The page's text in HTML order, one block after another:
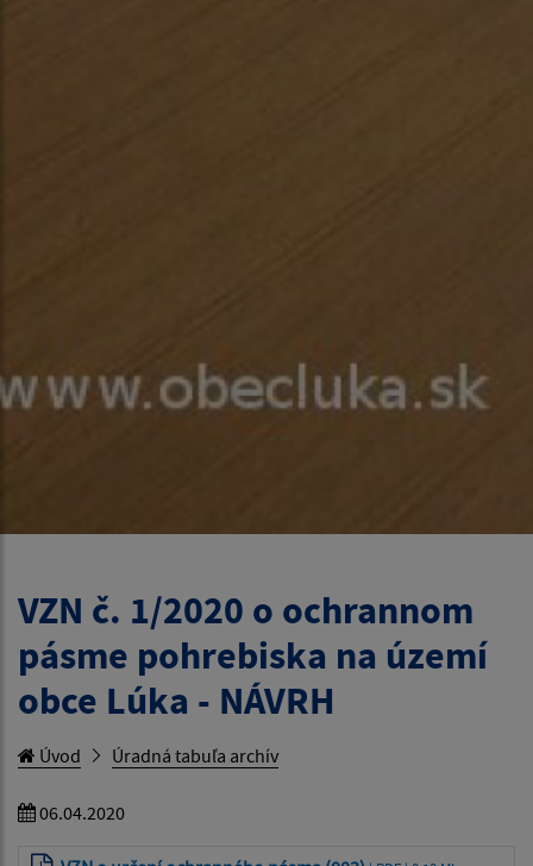
VZN č. 1/2020 o ochrannom
pásme pohrebiska na území
obce Lúka - NÁVRH
Úvod Úradná tabuľa archív
06.04.2020